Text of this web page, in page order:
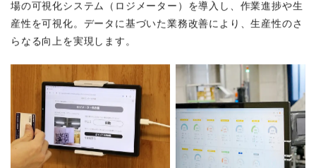
物流現場の可視化システムにより、高い生産性を実現。物流現
場の可視化システム（ロジメーター）を導入し、作業進捗や生
産性を可視化。データに基づいた業務改善により、生産性のさ
らなる向上を実現します。